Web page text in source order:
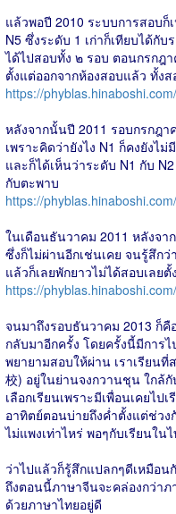
แล้วพอปี 2010 ระบบการสอบก็
N5 ซึ่งระดับ 1 เก่าก็เทียบได้กับ
ได้ไปสอบทั้ง ๒ รอบ ตอนกรกฎ
ตั้งแต่ออกจากห้องสอบแล้ว ทั้งส
https://
หลังจากนั้นปี 2011 รอบกรกฎา
เพราะคิดว่ายังไง N1 ก็คงยังไ
และก็ได้เห็นว่าระดับ N1 กับ
กับตะพาบ
https://
ในเดือนธันวาคม 2011 หลังจา
ซึ่งก็ไม่ผ่านอีกเช่นเคย จนรู้สึกว่
แล้วก็เลยพักยาวไม่ได้สอบเลย
https://
จนมาถึงรอบธันวาคม 2013 ก็คื
กลับมาอีกครั้ง โดยครั้งนี้มีการ
พยายามสอบให้ผ่าน เราเรียนที่
校) อยู่ในย่านจงกวานชุน ใกล้
เลือกเรียนเพราะมีเพื่อนเคยไ
อาทิตย์ตอนบ่ายถึงค่ำตั้งแต่ช่ว
ไม่แพงเท่าไหร่ พอๆกับเรียนใน
ว่าไปแล้วก็รู้สึกแปลกๆดีเหมือ
ถึงตอนนี้ภาษาจีนจะคล่องกว่า
ด้วยภาษาไทยอยู่ดี